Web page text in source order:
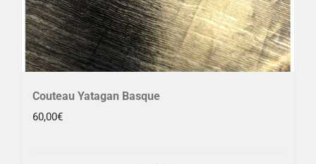
Couteau Yatagan Basque
60,00€